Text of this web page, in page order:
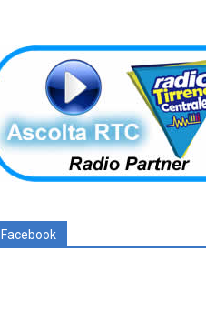
Facebook